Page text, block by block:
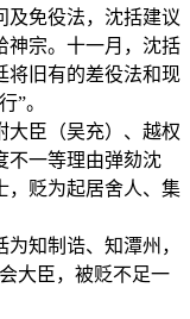
及免役法，沈括建议
神宗。十一月，沈括
将旧有的差役法和现
”。
大臣（吴充）、越权
不一等理由弹劾沈
，贬为起居舍人、集
知制诰、知潭州，
大臣，被贬不足一